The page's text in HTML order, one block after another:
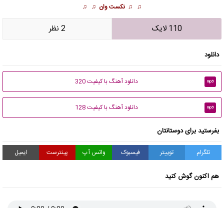
♫ ♫ نکست وان ♫ ♫
110 لایک 2 نظر
دانلود
mp3 دانلود آهنگ با کیفیت 320
mp3 دانلود آهنگ با کیفیت 128
بفرستید برای دوستانتان
تلگرام توییتر فیسبوک واتس آپ پینترست ایمیل
هم اکنون گوش کنید